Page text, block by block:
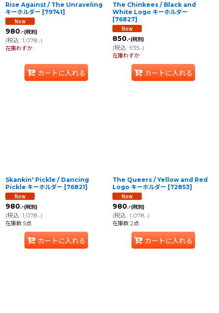
Rise Against / The Unraveling
キーホルダー [79741]
980.-(税別)
(税込: 1,078.-)
在庫わずか
カートに入れる
The Chinkees / Black and
White Logo キーホルダー
[76827]
850.-(税別)
(税込: 935.-)
在庫わずか
カートに入れる
Skankin' Pickle / Dancing
Pickle キーホルダー [76821]
980.-(税別)
(税込: 1,078.-)
在庫数 5点
カートに入れる
The Queers / Yellow and Red
Logo キーホルダー [72853]
980.-(税別)
(税込: 1,078.-)
在庫数 2点
カートに入れる